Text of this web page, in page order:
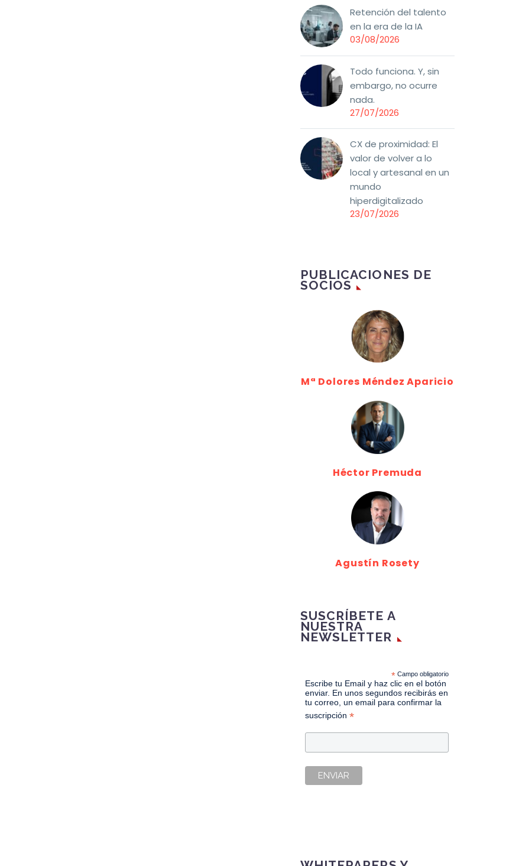
Retención del talento
en la era de la IA
03/08/2026
Todo funciona. Y, sin
embargo, no ocurre
nada.
27/07/2026
CX de proximidad: El
valor de volver a lo
local y artesanal en un
mundo
hiperdigitalizado
23/07/2026
PUBLICACIONES DE
SOCIOS
Mª Dolores Méndez Aparicio
Héctor Premuda
Agustín Rosety
SUSCRÍBETE A
NUESTRA
NEWSLETTER
*Campo obligatorio
Escribe tu Email y haz clic en el botón
enviar. En unos segundos recibirás en
tu correo, un email para confirmar la
suscripción *